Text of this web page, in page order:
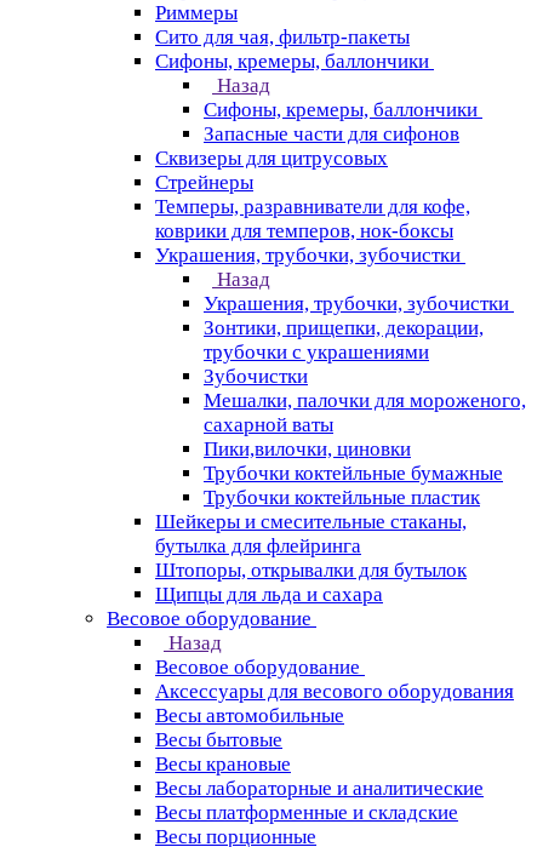
Риммеры
Сито для чая, фильтр-пакеты
Сифоны, кремеры, баллончики
Назад
Сифоны, кремеры, баллончики
Запасные части для сифонов
Сквизеры для цитрусовых
Стрейнеры
Темперы, разравниватели для кофе,
коврики для темперов, нок-боксы
Украшения, трубочки, зубочистки
Назад
Украшения, трубочки, зубочистки
Зонтики, прищепки, декорации,
трубочки с украшениями
Зубочистки
Мешалки, палочки для мороженого,
сахарной ваты
Пики,вилочки, циновки
Трубочки коктейльные бумажные
Трубочки коктейльные пластик
Шейкеры и смесительные стаканы,
бутылка для флейринга
Штопоры, открывалки для бутылок
Щипцы для льда и сахара
Весовое оборудование
Назад
Весовое оборудование
Аксессуары для весового оборудования
Весы автомобильные
Весы бытовые
Весы крановые
Весы лабораторные и аналитические
Весы платформенные и складские
Весы порционные